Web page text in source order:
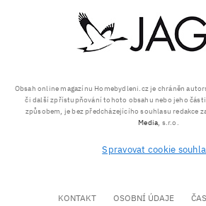
Obsah online magazínu Homebydleni.cz je chráněn
či další zpřístupňování tohoto obsahu nebo jeho
způsobem, je bez předcházejícího souhlasu redakce
Media , s.r.o.
Spravovat cookie
KONTAKT OSOBNÍ ÚDAJE